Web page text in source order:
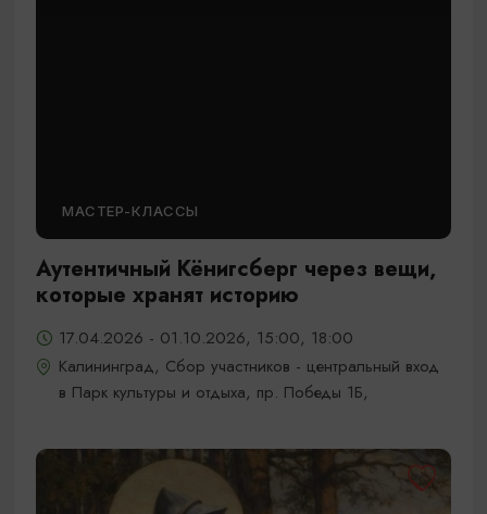
МАСТЕР-КЛАССЫ
Аутентичный Кёнигсберг через вещи,
которые хранят историю
17.04.2026 - 01.10.2026, 15:00, 18:00
Калининград, Сбор участников - центральный вход
в Парк культуры и отдыха, пр. Победы 1Б,